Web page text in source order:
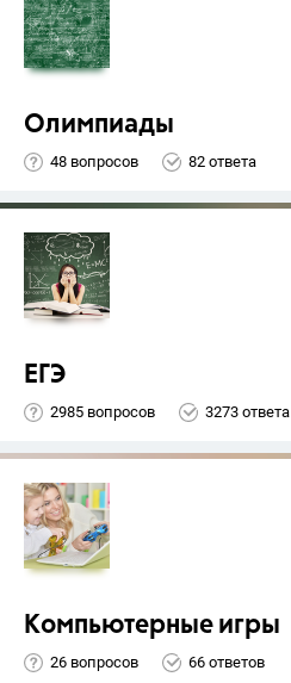
Олимпиады
48 вопросов 82 ответа
ЕГЭ
2985 вопросов 3273 ответа
Компьютерные игры
26 вопросов 66 ответов